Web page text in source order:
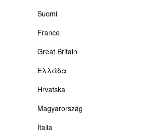
Suomi
France
Great Britain
Ελλάδα
Hrvatska
Magyarország
Italia